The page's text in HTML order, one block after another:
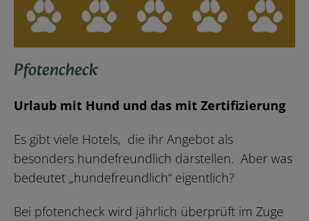
Pfotencheck
Urlaub mit Hund und das mit Zertifizierung
Es gibt viele Hotels, die ihr Angebot als
besonders hundefreundlich darstellen. Aber was
bedeutet „hundefreundlich“ eigentlich?
Bei pfotencheck wird jährlich überprüft im Zuge